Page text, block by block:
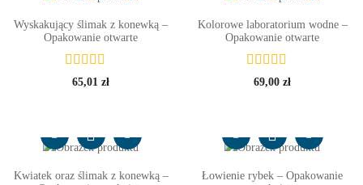
Wyskakujący ślimak z konewką –
Opakowanie otwarte
65,01 zł
Kolorowe laboratorium wodne –
Opakowanie otwarte
69,00 zł
Kwiatek oraz ślimak z konewką –
Łowienie rybek – Opakowanie